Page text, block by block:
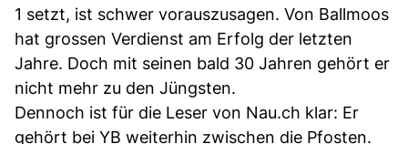
1 setzt, ist schwer vorauszusagen. Von Ballmoos
hat grossen Verdienst am Erfolg der letzten
Jahre. Doch mit seinen bald 30 Jahren gehört er
nicht mehr zu den Jüngsten.
Dennoch ist für die Leser von Nau.ch klar: Er
gehört bei YB weiterhin zwischen die Pfosten.